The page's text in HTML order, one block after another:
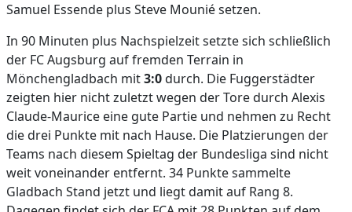
Samuel Essende plus Steve Mounié setzen.
In 90 Minuten plus Nachspielzeit setzte sich schließlich
der FC Augsburg auf fremden Terrain in
Mönchengladbach mit3:0durch. Die Fuggerstädter
zeigten hier nicht zuletzt wegen der Tore durch Alexis
Claude-Maurice eine gute Partie und nehmen zu Recht
die drei Punkte mit nach Hause. Die Platzierungen der
Teams nach diesem Spieltag der Bundesliga sind nicht
weit voneinander entfernt. 34 Punkte sammelte
Gladbach Stand jetzt und liegt damit auf Rang 8.